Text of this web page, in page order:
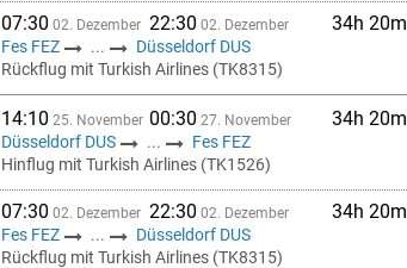
07:30 02. Dezember 22:30 02. Dezember 34h 20m
Fes FEZ ...
Düsseldorf DUS
Rückflug mit Turkish Airlines (TK8315)
14:10 25. November 00:30 27. November 34h 20m
Düsseldorf DUS ...
Fes FEZ
Hinflug mit Turkish Airlines (TK1526)
07:30 02. Dezember 22:30 02. Dezember 34h 20m
Fes FEZ ...
Düsseldorf DUS
Rückflug mit Turkish Airlines (TK8315)